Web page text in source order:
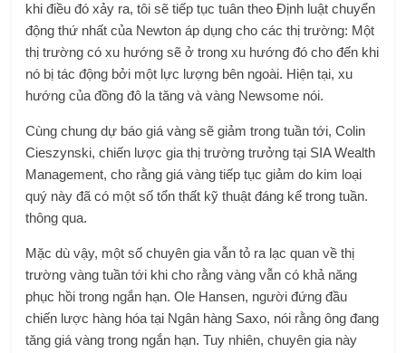
khi điều đó xảy ra, tôi sẽ tiếp tục tuân theo Định luật chuyển
động thứ nhất của Newton áp dụng cho các thị trường: Một
thị trường có xu hướng sẽ ở trong xu hướng đó cho đến khi
nó bị tác động bởi một lực lượng bên ngoài. Hiện tại, xu
hướng của đồng đô la tăng và vàng Newsome nói.
Cùng chung dự báo giá vàng sẽ giảm trong tuần tới, Colin
Cieszynski, chiến lược gia thị trường trưởng tại SIA Wealth
Management, cho rằng giá vàng tiếp tục giảm do kim loại
quý này đã có một số tổn thất kỹ thuật đáng kể trong tuần.
thông qua.
Mặc dù vậy, một số chuyên gia vẫn tỏ ra lạc quan về thị
trường vàng tuần tới khi cho rằng vàng vẫn có khả năng
phục hồi trong ngắn hạn. Ole Hansen, người đứng đầu
chiến lược hàng hóa tại Ngân hàng Saxo, nói rằng ông đang
tăng giá vàng trong ngắn hạn. Tuy nhiên, chuyên gia này